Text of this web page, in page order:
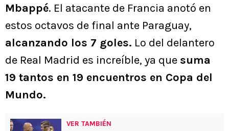
Mbappé. El atacante de Francia anotó en
estos octavos de final ante Paraguay,
alcanzando los 7 goles. Lo del delantero
de Real Madrid es increíble, ya que suma
19 tantos en 19 encuentros en Copa del
Mundo.
VER TAMBIÉN